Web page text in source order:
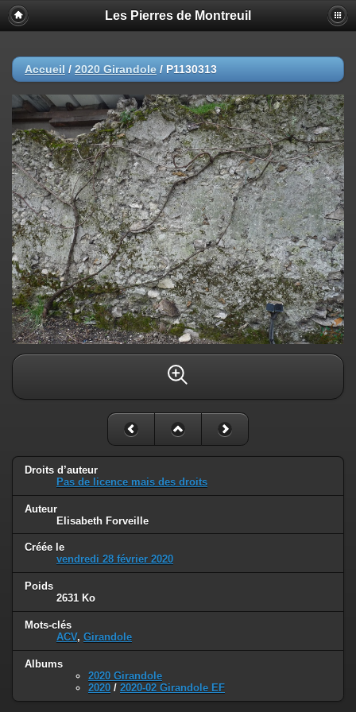
Les Pierres de Montreuil
Accueil / 2020 Girandole / P1130313
Droits d’auteur
Pas de licence mais des droits
Auteur
Elisabeth Forveille
Créée le
vendredi 28 février 2020
Poids
2631 Ko
Mots-clés
ACV, Girandole
Albums
2020 Girandole
2020 / 2020-02 Girandole EF